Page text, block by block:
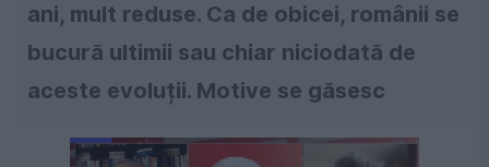
ani, mult reduse. Ca de obicei, românii se
bucură ultimii sau chiar niciodată de
aceste evoluții. Motive se găsesc